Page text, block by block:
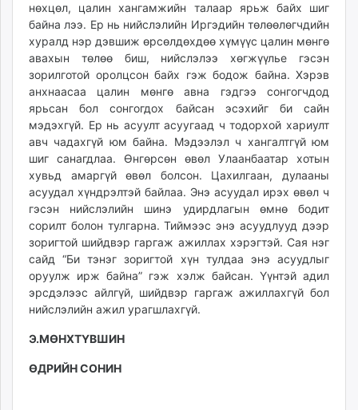
нөхцөл, цалин хангамжийн талаар ярьж байх шиг
байна лээ. Ер нь нийслэлийн Иргэдийн төлөөлөгчдийн
хуралд нэр дэвшиж өрсөлдөхдөө хүмүүс цалин мөнгө
авахын төлөө биш, нийслэлээ хөгжүүлье гэсэн
зорилготой оролцсон байх гэж бодож байна. Хэрэв
анхнаасаа цалин мөнгө авна гэдгээ сонгогчдод
ярьсан бол сонгогдох байсан эсэхийг би сайн
мэдэхгүй. Ер нь асуулт асуугаад ч тодорхой хариулт
авч чадахгүй юм байна. Мэдээлэл ч хангалтгүй юм
шиг санагдлаа. Өнгөрсөн өвөл Улаанбаатар хотын
хувьд амаргүй өвөл болсон. Цахилгаан, дулааны
асуудал хүндрэлтэй байлаа. Энэ асуудал ирэх өвөл ч
гэсэн нийслэлийн шинэ удирдлагын өмнө бодит
сорилт болон тулгарна. Тиймээс энэ асуудлууд дээр
зоригтой шийдвэр гаргаж ажиллах хэрэгтэй. Сая нэг
сайд “Би тэнэг зоригтой хүн тулдаа энэ асуудлыг
оруулж ирж байна” гэж хэлж байсан. Үүнтэй адил
эрсдэлээс айлгүй, шийдвэр гаргаж ажиллахгүй бол
нийслэлийн ажил урагшлахгүй.
Э.МӨНХТҮВШИН
ӨДРИЙН СОНИН